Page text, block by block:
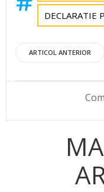
DECLARATIE
Post
ARTICOL ANTERIOR